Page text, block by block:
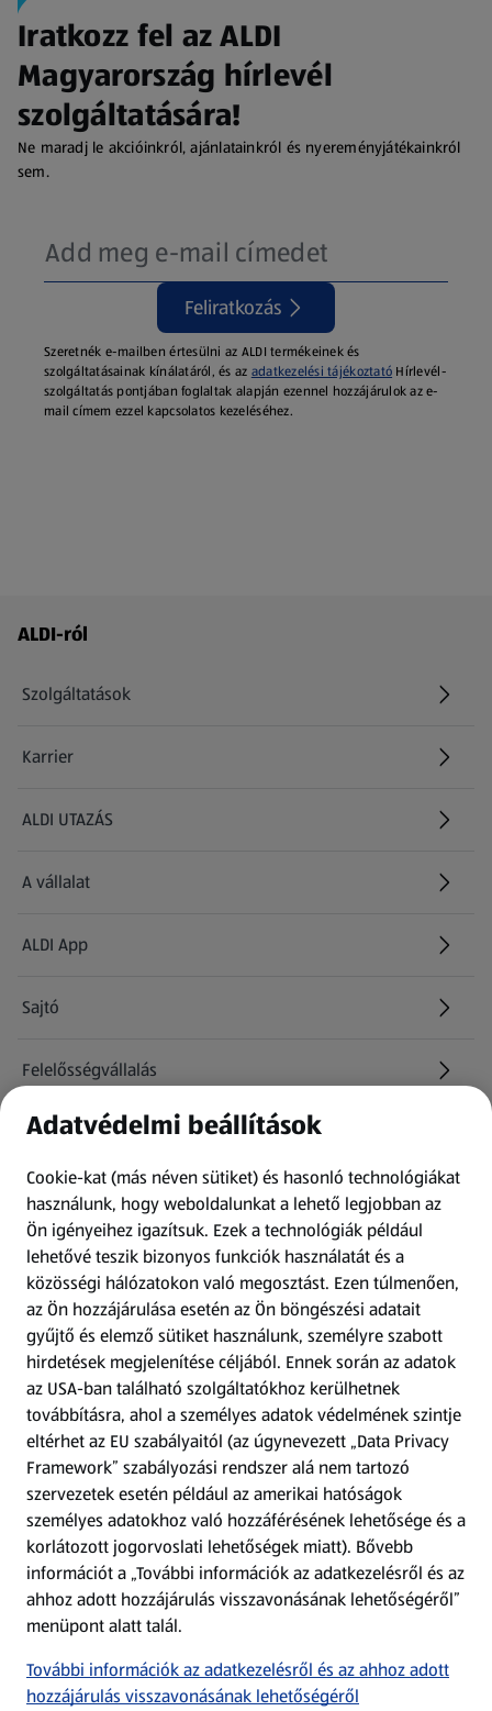
Iratkozz fel az ALDI
Magyarország hírlevél
szolgáltatására!
Ne maradj le akcióinkról, ajánlatainkról és nyereményjátékainkról
sem.
Feliratkozás
Szeretnék e-mailben értesülni az ALDI termékeinek és
szolgáltatásainak kínálatáról, és az adatkezelési tájékoztató Hírlevél-
szolgáltatás pontjában foglaltak alapján ezennel hozzájárulok az e-
mail címem ezzel kapcsolatos kezeléséhez.
Láblécmenü - további linkek
ALDI-ról
Szolgáltatások
Karrier
(új oldalon nyílik meg)
ALDI UTAZÁS
(új oldalon nyílik meg)
A vállalat
ALDI App
Sajtó
Felelősségvállalás
Információk
Kérdőív
Fizetési lehetőségek
ALDI utalványok
Árcsökkentés
Adattörlő alkalmazás
Szervizpont
(új oldalon nyílik meg)
Fedezz fel minket az interneten!
Töltsd le az ALDI Magyarország applikációt!
Adatvédelmi beállítások
Cookie-kat (más néven sütiket) és hasonló technológiákat
használunk, hogy weboldalunkat a lehető legjobban az
Ön igényeihez igazítsuk. Ezek a technológiák például
lehetővé teszik bizonyos funkciók használatát és a
közösségi hálózatokon való megosztást. Ezen túlmenően,
az Ön hozzájárulása esetén az Ön böngészési adatait
gyűjtő és elemző sütiket használunk, személyre szabott
hirdetések megjelenítése céljából. Ennek során az adatok
az USA-ban található szolgáltatókhoz kerülhetnek
továbbításra, ahol a személyes adatok védelmének szintje
eltérhet az EU szabályaitól (az úgynevezett „Data Privacy
Framework” szabályozási rendszer alá nem tartozó
szervezetek esetén például az amerikai hatóságok
személyes adatokhoz való hozzáférésének lehetősége és a
korlátozott jogorvoslati lehetőségek miatt). Bővebb
információt a „További információk az adatkezelésről és az
ahhoz adott hozzájárulás visszavonásának lehetőségéről”
menüpont alatt talál.
További információk az adatkezelésről és az ahhoz adott
hozzájárulás visszavonásának lehetőségéről